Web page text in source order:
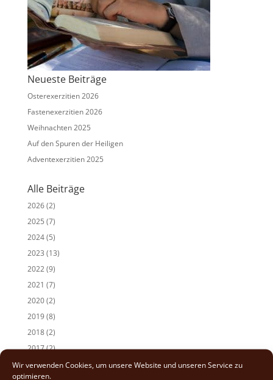
Wir verwenden Cookies, um unsere Website und unseren Service zu
optimieren.
Neueste Beiträge
Osterexerzitien 2026
Fastenexerzitien 2026
Weihnachten 2025
Auf den Spuren der Heiligen
Adventexerzitien 2025
Alle Beiträge
2026(2)
2025 (7)
2024(5)
2023 (13)
2022(9)
2021 (7)
2020(2)
2019(8)
2018(2)
2017(2)